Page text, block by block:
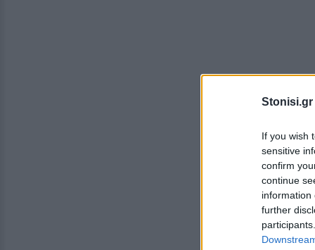
If you wish
sensitive
confirm
continue
information
further